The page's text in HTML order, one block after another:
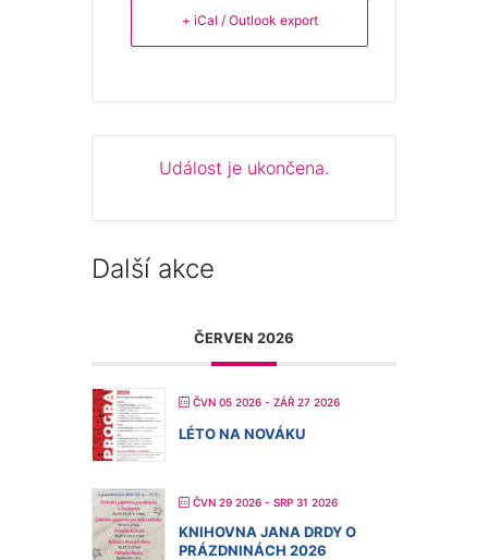
+ iCal / Outlook export
Událost je ukončena.
Další akce
ČERVEN 2026
ČVN 05 2026 - ZÁŘ 27 2026
LÉTO NA NOVÁKU
ČVN 29 2026 - SRP 31 2026
KNIHOVNA JANA DRDY O
PRÁZDNINÁCH 2026